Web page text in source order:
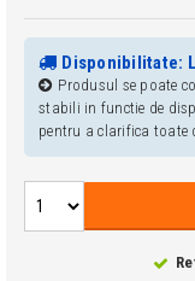
Disponibilitate:
Produsul se poate
stabili in functie de
pentru a clarifica toate